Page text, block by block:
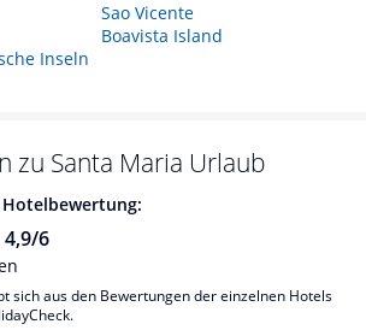
Inseln
Sao Vicente
Boavista Island
zu Santa Maria Urlaub
4,9/6
sich aus den Bewertungen der einzelnen Hotels